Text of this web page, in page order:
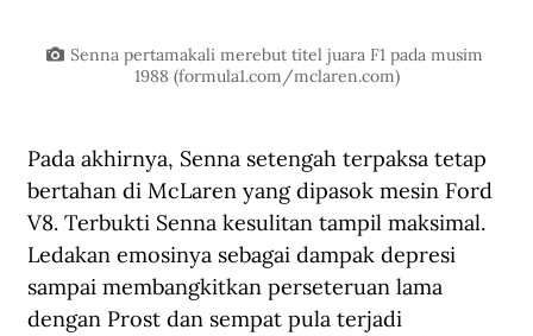
Senna pertamakali merebut titel juara F1 pada musim
1988 (formula1.com/mclaren.com)
Pada akhirnya, Senna setengah terpaksa tetap
bertahan di McLaren yang dipasok mesin Ford
V8. Terbukti Senna kesulitan tampil maksimal.
Ledakan emosinya sebagai dampak depresi
sampai membangkitkan perseteruan lama
dengan Prost dan sempat pula terjadi